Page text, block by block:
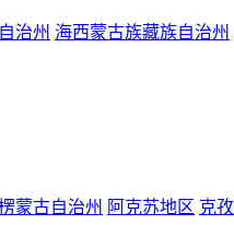
治州 海西蒙古族藏族自治州
蒙古自治州 阿克苏地区 克